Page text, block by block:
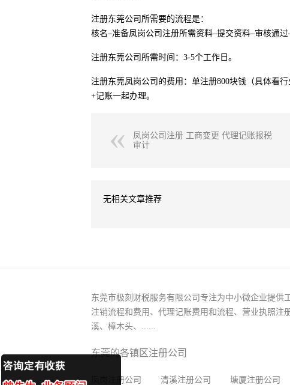
注册东莞公司所需要的流程是：
核名–准备凤岗公司注册所需资料–提交资料–审核通
注册东莞公司所需时间：3-5个工作日。
注册东莞凤岗公司的费用：单注册800块钱（具体看
+记账一起办理。
凤岗公司注册 工商变更 代理记账报税
审计
无相关文章推荐
东莞市极刻财税服务有限公司专注为中小微企业提
注销流程和费用、代理记账费用和流程、营业执照
溪、樟木头、......
东莞的各镇区注册公司
凤岗注册公司 清溪注册公司 塘厦注册公司